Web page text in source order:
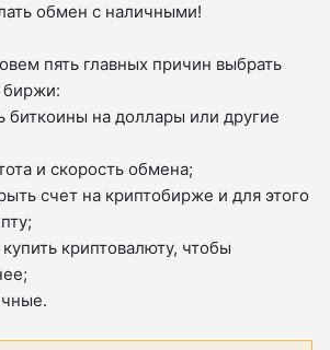
обмен с наличными!
пять главных причин выбрать
биржи:
биткоины на доллары или другие
и скорость обмена;
счет на криптобирже и для этого
криптовалюту, чтобы